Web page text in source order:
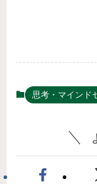
思考・マインド